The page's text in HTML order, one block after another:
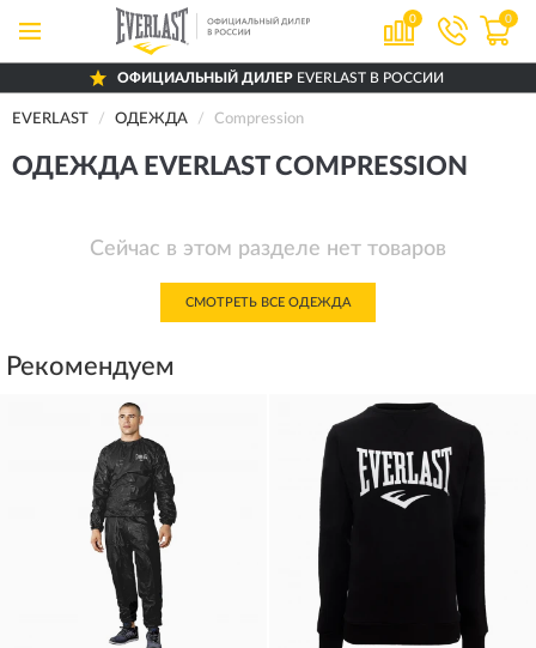
0 0
ОФИЦИАЛЬНЫЙ ДИЛЕР EVERLAST В РОССИИ
EVERLAST ОДЕЖДА Compression
ОДЕЖДА EVERLAST COMPRESSION
Сейчас в этом разделе нет товаров
СМОТРЕТЬ ВСЕ ОДЕЖДА
Рекомендуем